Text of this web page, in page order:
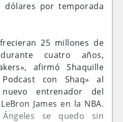
ocasión en su carrera
de la Semana, la
en 1973 y 1974. Para
que es galardonado.
dólares por temporada
25 millones de
cuatro años,
afirmó Shaquille
con Shaq» al
entrenador del
James en la NBA.
se quedo sin